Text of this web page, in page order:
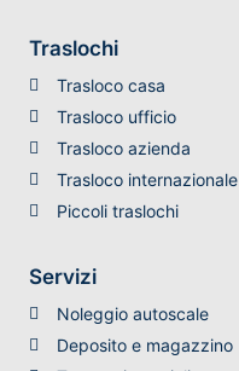
Traslochi
Trasloco casa
Trasloco ufficio
Trasloco azienda
Trasloco internazionale
Piccoli traslochi
Servizi
Noleggio autoscale
Deposito e magazzino